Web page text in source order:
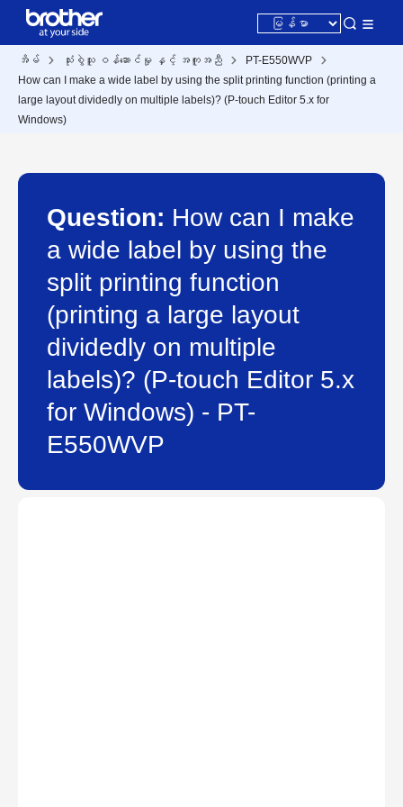
အိမ် သုံးစွဲသူ ဝန်ဆောင်မှု နှင့် အကူအညီ
PT-E550WVP
How can I make a wide label by using the split printing function (printing a
large layout dividedly on multiple labels)? (P-touch Editor 5.x for
Windows)
Question: How can I make
a wide label by using the
split printing function
(printing a large layout
dividedly on multiple
labels)? (P-touch Editor 5.x
for Windows) - PT-
E550WVP